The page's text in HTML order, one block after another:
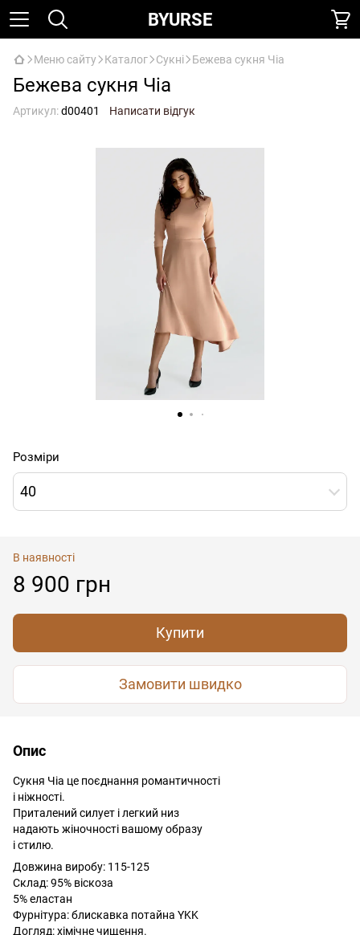
BYURSE
Меню сайту Каталог Сукні Бежева сукня Чіа
Бежева сукня Чіа
Артикул:d00401 Написати відгук
Розміри
40
В наявності
8 900 грн
Купити
Замовити швидко
Опис
Сукня Чіа це поєднання романтичності
і ніжності.
Приталений силует і легкий низ
надають жіночності вашому образу
і стилю.
Довжина виробу: 115-125
Склад: 95% віскоза
5% еластан
Фурнітура: блискавка потайна YKK
Догляд: хімічне чищення.